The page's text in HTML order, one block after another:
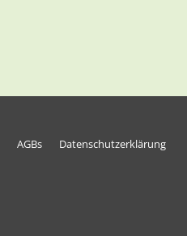
AGBs
Datenschutzerklärung